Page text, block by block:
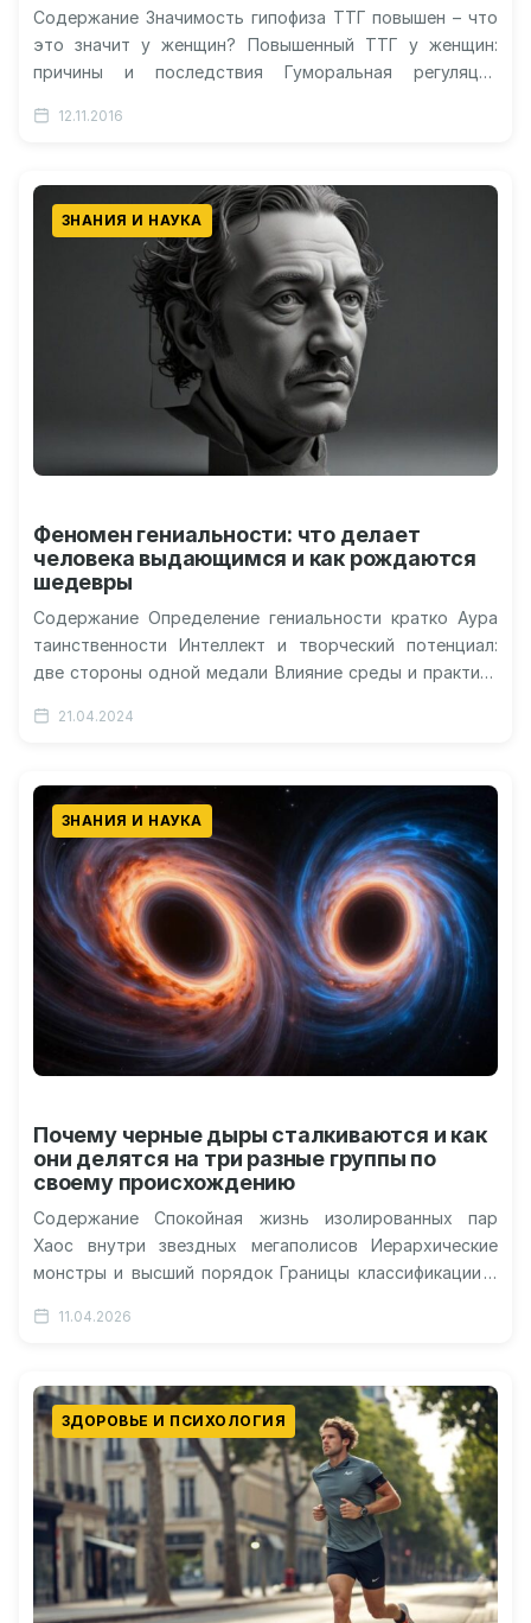
Содержание Значимость гипофиза ТТГ повышен – что
это значит у женщин? Повышенный ТТГ у женщин:
причины и последствия Гуморальная регуляция
12.11.2016
ЗНАНИЯ И НАУКА
Феномен гениальности: что делает
человека выдающимся и как рождаются
шедевры
Содержание Определение гениальности кратко Аура
таинственности Интеллект и творческий потенциал:
две стороны одной медали Влияние среды и практики
здоровье: тонкая…
21.04.2024
ЗНАНИЯ И НАУКА
Почему черные дыры сталкиваются и как
они делятся на три разные группы по
своему происхождению
Содержание Спокойная жизнь изолированных пар
Хаос внутри звездных мегаполисов Иерархические
монстры и высший порядок Границы классификации и
зарегистрированных сигналов гравитационных…
11.04.2026
ЗДОРОВЬЕ И ПСИХОЛОГИЯ